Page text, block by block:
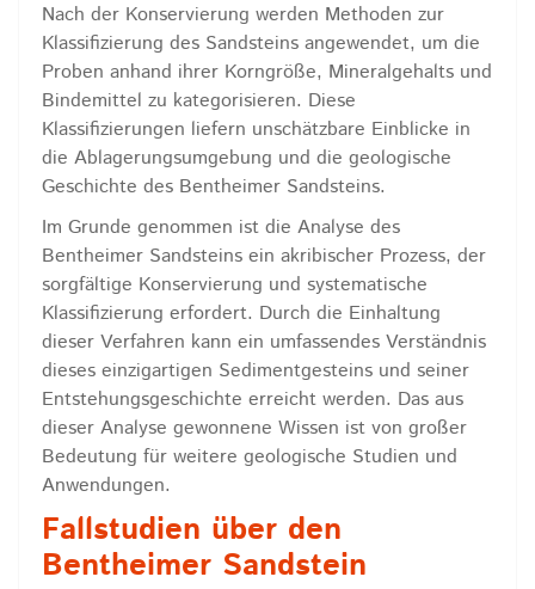
Nach der Konservierung werden Methoden zur
Klassifizierung des Sandsteins angewendet, um die
Proben anhand ihrer Korngröße, Mineralgehalts und
Bindemittel zu kategorisieren. Diese
Klassifizierungen liefern unschätzbare Einblicke in
die Ablagerungsumgebung und die geologische
Geschichte des Bentheimer Sandsteins.
Im Grunde genommen ist die Analyse des
Bentheimer Sandsteins ein akribischer Prozess, der
sorgfältige Konservierung und systematische
Klassifizierung erfordert. Durch die Einhaltung
dieser Verfahren kann ein umfassendes Verständnis
dieses einzigartigen Sedimentgesteins und seiner
Entstehungsgeschichte erreicht werden. Das aus
dieser Analyse gewonnene Wissen ist von großer
Bedeutung für weitere geologische Studien und
Anwendungen.
Fallstudien über den
Bentheimer Sandstein